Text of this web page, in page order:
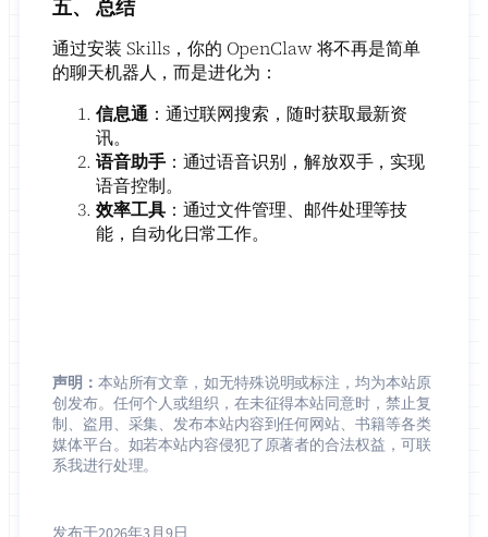
五、 总结
通过安装 Skills，你的 OpenClaw 将不再是简单
的聊天机器人，而是进化为：
信息通：通过联网搜索，随时获取最新资
讯。
语音助手：通过语音识别，解放双手，实现
语音控制。
效率工具：通过文件管理、邮件处理等技
能，自动化日常工作。
声明： 本站所有文章，如无特殊说明或标注，均为本站原
创发布。任何个人或组织，在未征得本站同意时，禁止复
制、盗用、采集、发布本站内容到任何网站、书籍等各类
媒体平台。如若本站内容侵犯了原著者的合法权益，可联
系我进行处理。